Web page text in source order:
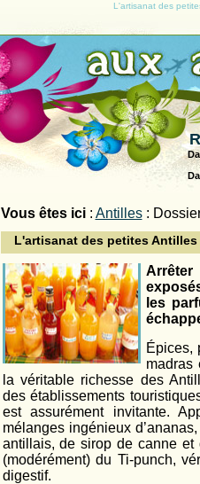
L'artisanat des
Vous êtes ici: Antilles:
L'artisanat des petites Antilles
les
Épices,
madras
la véritable richesse des
des établissements
est assurément invitante.
mélanges ingénieux
antillais, de sirop de canne et
(modérément) du Ti-punch,
digestif.